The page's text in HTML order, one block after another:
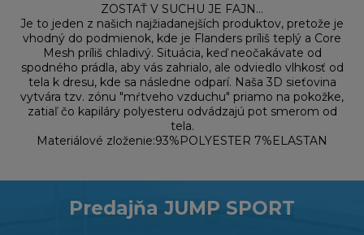
ZOSTAŤ V SUCHU JE FAJN...
Je to jeden z našich najžiadanejších produktov, pretože je
vhodný do podmienok, kde je Flanders príliš teplý a Core
Mesh príliš chladivý. Situácia, keď neočakávate od
spodného prádla, aby vás zahrialo, ale odviedlo vlhkosť od
tela k dresu, kde sa následne odparí. Naša 3D sieťovina
vytvára tzv. zónu "mŕtveho vzduchu" priamo na pokožke,
zatiaľ čo kapiláry polyesteru odvádzajú pot smerom od
tela.
Materiálové zloženie:93%POLYESTER 7%ELASTAN
Predajňa JUMP SPORT